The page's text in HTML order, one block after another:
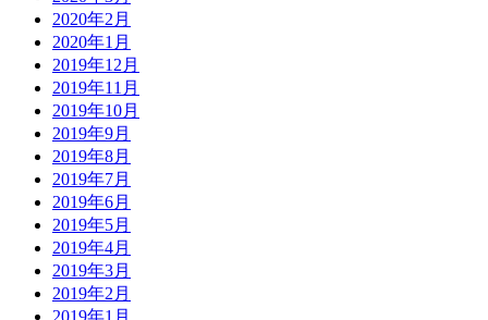
2020年2月
2020年1月
2019年12月
2019年11月
2019年10月
2019年9月
2019年8月
2019年7月
2019年6月
2019年5月
2019年4月
2019年3月
2019年2月
2019年1月